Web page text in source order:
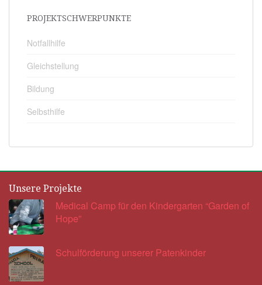
PROJEKTSCHWERPUNKTE
Notfallhilfe
Gleichstellung
Bildung
Selbsthilfe
Unsere Projekte
Medical Camp für den Kindergarten “Garden of
Hope”
Schulförderung unserer Patenkinder